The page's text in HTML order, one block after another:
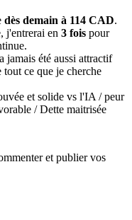
dès demain à 114 CAD.
j'entrerai en 3 fois pour
jamais été aussi attractif
ce que je cherche
et solide vs l'IA / peur
/ Dette maitrisée
et publier vos